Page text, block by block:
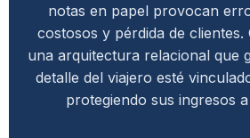
notas en papel provocan
costosos y pérdida de clientes.
una arquitectura relacional que
detalle del viajero esté
protegiendo sus ingresos